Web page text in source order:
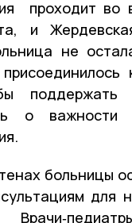
проходит
и
не
о важности
больницы
для